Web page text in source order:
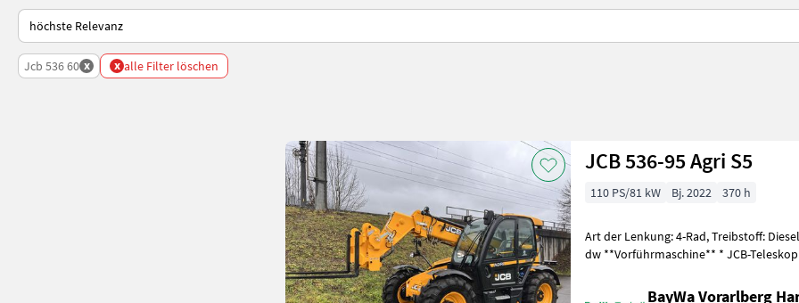
So wird auf Landwirt.com sortiert
Jcb 536 60 x x alle Filter löschen
JCB 536-95 Agri S5
110 PS/81 kW Bj. 2022 370 h
Art der Lenkung: 4-Rad, Treibstoff:
dw **Vorführmaschine** * JCB-Teleskoplader 536-95 AGRI Stufe 5 *
BayWa Vorarlberg